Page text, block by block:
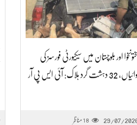
اور بلوچستان میں سیکیورٹی فورسز کی
گرد ہلاک: آئی ایس پی آر
29/07/
18 مناظر